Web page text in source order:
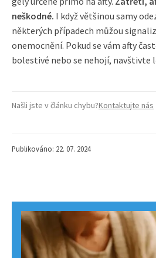
neškodné. I když většinou samy
některých případech můžou
onemocnění. Pokud se vám afty
bolestivé nebo se nehojí, navštivte
Našli jste v článku chybu?Kontaktujte nás
Publikováno: 22. 07. 2024